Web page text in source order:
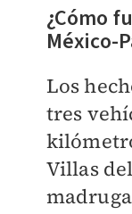
¿Cómo
México-
Los
tres
Villas